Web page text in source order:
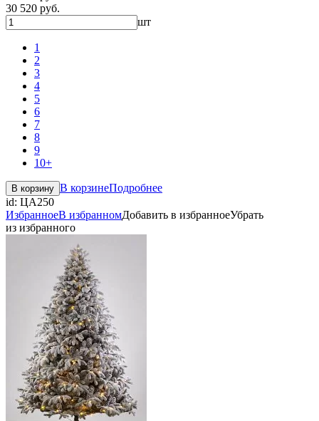
30 520 руб.
шт
1
2
3
4
5
6
7
8
9
10+
В корзину В корзинеПодробнее
id: ЦА250
ИзбранноеВ избранномДобавить в избранноеУбрать
из избранного